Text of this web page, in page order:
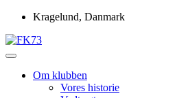
Skip
content
Kragelund, Danmark
FK73
Om klubben
Vores historie